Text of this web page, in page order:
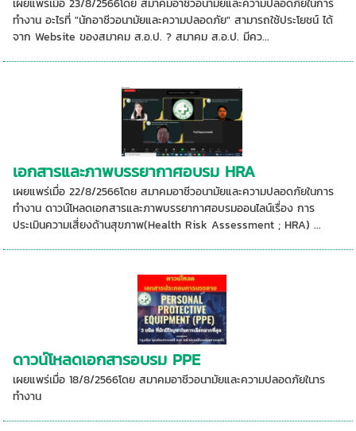
ทำงาน อะไรที่ "นักอาชีวอนามัยและความปลอดภัย" สามารถใช้ประโยชน์ ได้
จาก Website ของสมาคม ส.อ.ป. ? สมาคม ส.อ.ป. มีคว...
เอกสารและภาพบรรยากาศอบรม HRA
เผยแพร่เมื่อ 22/8/2566โดย สมาคมอาชีวอนามัยและความปลอดภัยในการ
ทำงาน ดาวน์โหลดเอกสารและภาพบรรยากาศอบรมออนไลน์เรื่อง การ
ประเมินความเสี่ยงด้านสุขภาพ(Health Risk Assessment ; HRA) ...
ดาวน์โหลดเอกสารอบรม PPE
เผยแพร่เมื่อ 18/8/2566โดย สมาคมอาชีวอนามัยและความปลอดภัยในาร
ทำงาน